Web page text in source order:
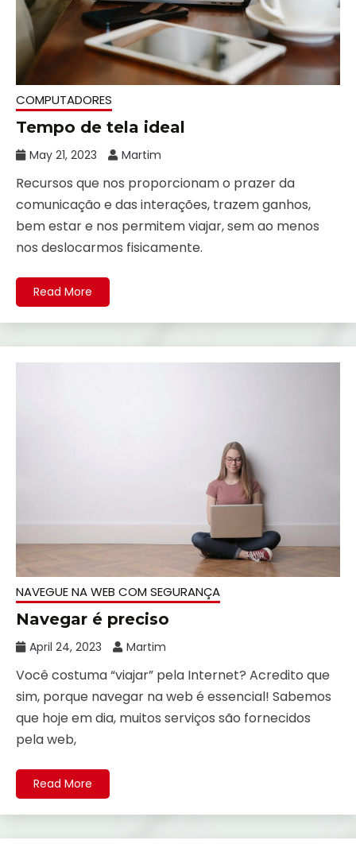
COMPUTADORES
Tempo de tela ideal
May 21, 2023 Martim
Recursos que nos proporcionam o prazer da
comunicação e das interações, trazem ganhos,
bem estar e nos permitem viajar, sem ao menos
nos deslocarmos fisicamente.
Read More
NAVEGUE NA WEB COM SEGURANÇA
Navegar é preciso
April 24, 2023 Martim
Você costuma “viajar” pela Internet? Acredito que
sim, porque navegar na web é essencial! Sabemos
que hoje em dia, muitos serviços são fornecidos
pela web,
Read More